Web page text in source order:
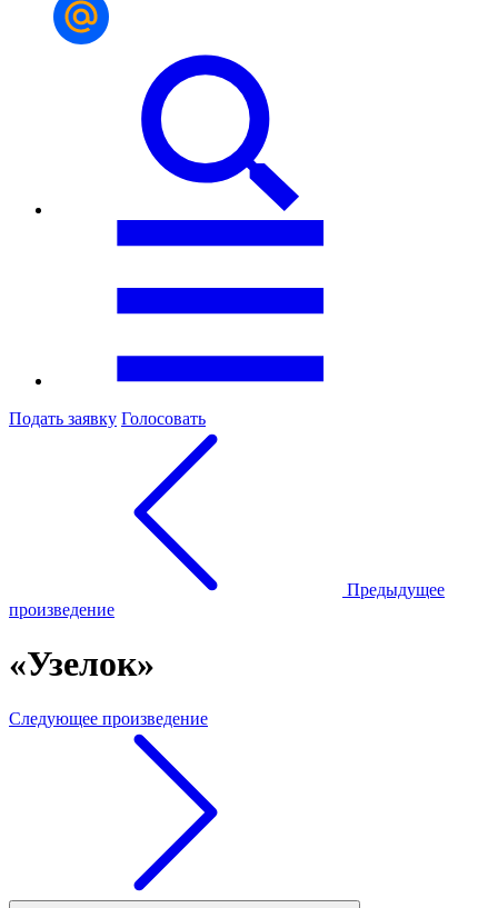
Подать заявку Голосовать
Предыдущее
произведение
«Узелок»
Следующее произведение